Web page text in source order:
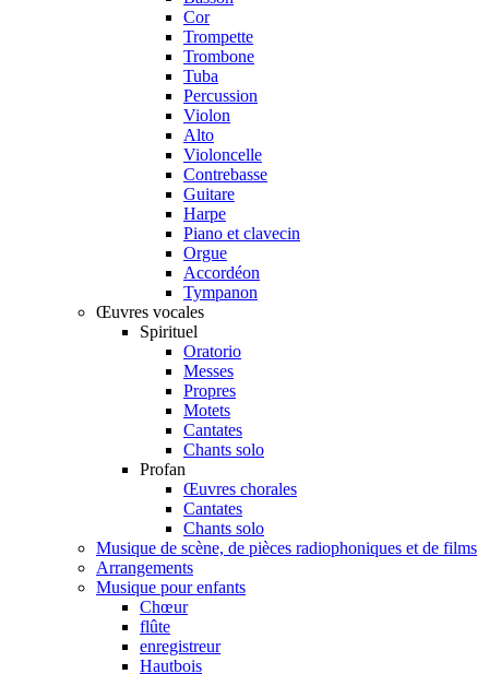
Cor
Trompette
Trombone
Tuba
Percussion
Violon
Alto
Violoncelle
Contrebasse
Guitare
Harpe
Piano et clavecin
Orgue
Accordéon
Tympanon
Œuvres vocales
Spirituel
Oratorio
Messes
Propres
Motets
Cantates
Chants solo
Profan
Œuvres chorales
Cantates
Chants solo
Musique de scène, de pièces radiophoniques et de films
Arrangements
Musique pour enfants
Chœur
flûte
enregistreur
Hautbois